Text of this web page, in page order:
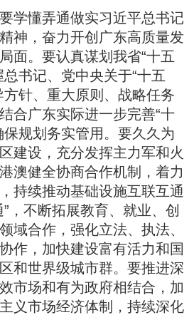
懂弄通做实习近平总书记
神，奋力开创广东高质量发
面。要认真谋划我省“十五
书记、党中央关于“十五
方针、重大原则、战略任务
合广东实际进一步完善“十
保规划务实管用。要久久为
建设，充分发挥主力军和火
澳健全协商合作机制，着力
持续推动基础设施互联互通
，不断拓展教育、就业、创
域合作，强化立法、执法、
作，加快建设富有活力和国
和世界级城市群。要推进深
市场和有为政府相结合，加
义市场经济体制，持续深化